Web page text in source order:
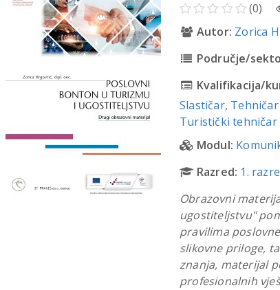
(0)
Autor: Zorica
Područje/
Kvalifikacija/
Slastičar,
Turistički tehničar
Modul:
Razred: 1.
Obrazovni
ugostiteljstvu"
pravilima
slikovne priloge,
znanja, materijal
profesionalnih